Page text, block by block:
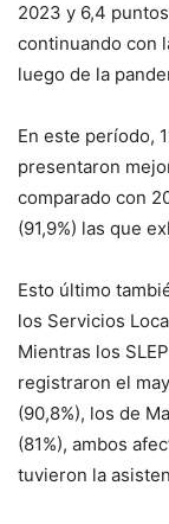
2023 y 6,4
continuando con
luego de la
En este período,
presentaron
comparado con
(91,9%) las que
Esto último
los Servicios
Mientras los
registraron el
(90,8%), los de
(81%), ambos
tuvieron la